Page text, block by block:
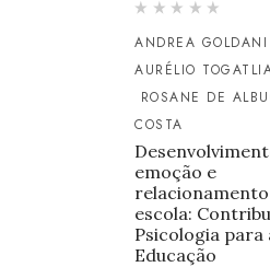
ANDREA GOLDANI
AURÉLIO
ROSANE DE
COSTA
emoção e
escola:
Psicologia para
Educação